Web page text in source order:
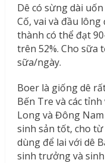
Dê có sừng dài
Cố, vai và đầu
thành có thể đạt
trên 52%. Cho sữa
sữa/ngày.
Boer là giống dê
Bến Tre và các
Long và Đông
sinh sản tốt, cho
dùng để lai với dê
sinh trưởng và sinh